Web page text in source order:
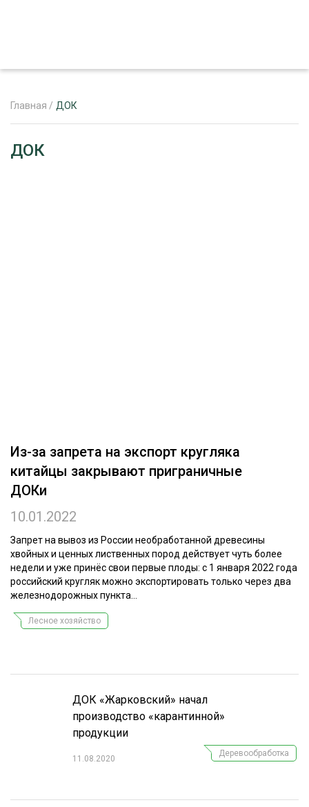
ЖУРНАЛ «ЛЕСНОЙ КОМПЛЕКС»
ПРОИЗВОДСТВО ДРЕВЕСНЫХ ПЛИТ
ЦБП
КОМПЛЕКСНАЯ ПЕРЕРАБОТКА
ЛЕСОПИЛЕНИЕ
ДЕРЕВЯННОЕ ДОМОСТРОЕНИЕ
БЕЗОПАСНОЕ ПРОИЗВОДСТВО
СОРТИРОВКА ДРЕВЕСИНЫ
Главная / ДОК
ДОК
Из-за запрета на экспорт кругляка
китайцы закрывают приграничные
ДОКи
10.01.2022
Запрет на вывоз из России необработанной древесины
хвойных и ценных лиственных пород действует чуть более
недели и уже принёс свои первые плоды: с 1 января 2022 года
российский кругляк можно экспортировать только через два
железнодорожных пункта...
Лесное хозяйство
ДОК «Жарковский» начал
производство «карантинной»
продукции
11.08.2020
Деревообработка